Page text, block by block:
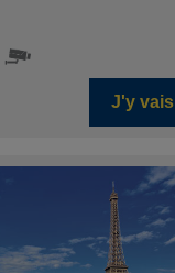
J'y vais